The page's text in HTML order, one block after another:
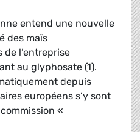
entend une nouvelle
des maïs
l’entreprise
au glyphosate (1).
depuis
européens s’y sont
«